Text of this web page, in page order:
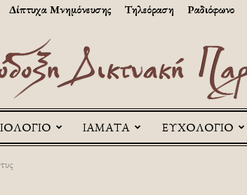
Δίπτυχα Μνημόνευσης Τηλεόραση Ραδιόφωνο
Askitikon
ΙΑΜΑΤΑ ΕΥΧΟΛΟΓΙΟ